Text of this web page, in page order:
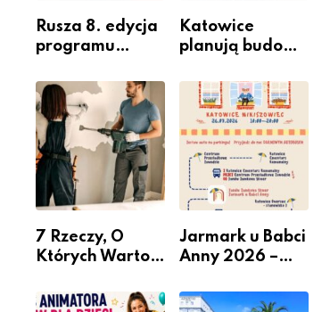
Rusza 8. edycja
programu
Miastem
Fachowców” –
nabór dla
przedsiębiorców
Katowice
planują budowę
przesiadkoweg
o w Podlesiu
7 Rzeczy, O
Których Warto
Remontem
Jarmark u Babci
Anny 2026 –